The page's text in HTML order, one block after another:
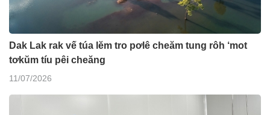
Dak Lak rak vế túa lĕm tro pơlê cheăm tung rôh ‘mot
tơkŭm tíu pêi cheăng
11/07/2026